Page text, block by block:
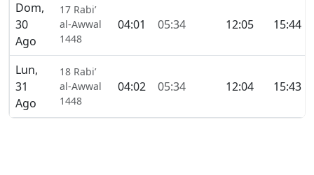
Dom,
30
Ago
17 Rabi’
al-Awwal
1448
04:01 05:34 12:05 15:44
Lun,
31
Ago
18 Rabi’
al-Awwal
1448
04:02 05:34 12:04 15:43